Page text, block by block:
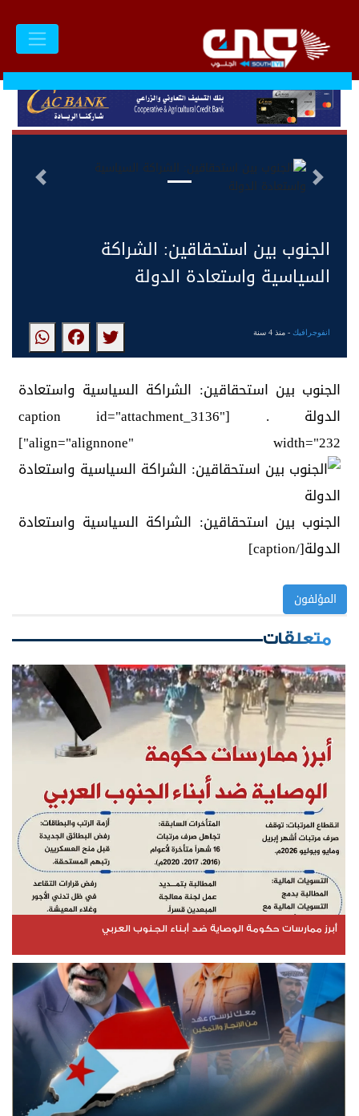
الجنوب بين استحقاقين: الشراكة
التالى السابق
الجنوب بين استحقاقين: الشراكة
السياسية واستعادة الدولة
انفوجرافيك- منذ 4 سنة
الجنوب بين استحقاقين: الشراكة السياسية واستعادة
الدولة . [caption id="attachment_3136"
align="alignnone" width="232"]
الجنوب بين استحقاقين: الشراكة السياسية واستعادة
الدولة[/caption]
المؤلفون
متعلقات
أبرز ممارسات حكومة الوصاية ضد أبناء الجنوب العربي